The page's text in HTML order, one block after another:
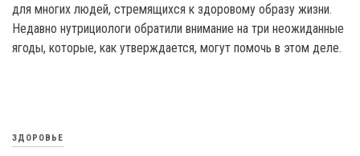
для многих людей, стремящихся к здоровому образу жизни.
Недавно нутрициологи обратили внимание на три неожиданные
ягоды, которые, как утверждается, могут помочь в этом деле.
ЗДОРОВЬЕ